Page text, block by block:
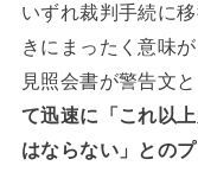
いずれ裁判手続に
きにまったく意味
見照会書が警告文
て迅速に「これ以
はならない」との